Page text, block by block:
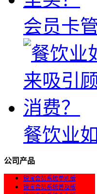
会员卡
餐饮业
公司产品
锐宜会员系统单机版
锐宜会员系统普及版